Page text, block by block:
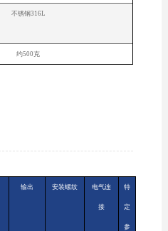
不锈钢316L
约500克
输出 安装螺纹 电气连
接
特
定
参